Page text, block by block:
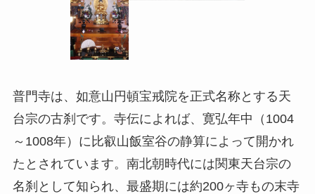
普門寺は、如意山円頓宝戒院を正式名称とする天
台宗の古刹です。寺伝によれば、寛弘年中（1004
～1008年）に比叡山飯室谷の静算によって開かれ
たとされています。南北朝時代には関東天台宗の
名刹として知られ、最盛期には約200ヶ寺もの末寺